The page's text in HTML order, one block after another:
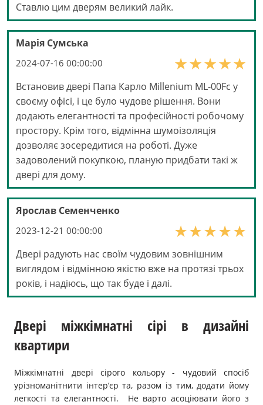
Ставлю цим дверям великий лайк.
Марія Сумська
2024-07-16 00:00:00
Встановив двері Папа Карло Millenium ML-00Fс у
своєму офісі, і це було чудове рішення. Вони
додають елегантності та професійності робочому
простору. Крім того, відмінна шумоізоляція
дозволяє зосередитися на роботі. Дуже
задоволений покупкою, планую придбати такі ж
двері для дому.
Ярослав Семенченко
2023-12-21 00:00:00
Двері радують нас своїм чудовим зовнішним
виглядом і відмінною якістю вже на протязі трьох
років, і надіюсь, що так буде і далі.
Двері міжкімнатні сірі в дизайні
квартири
Міжкімнатні двері сірого кольору - чудовий спосіб
урізноманітнити інтер’єр та, разом із тим, додати йому
легкості та елегантності. Не варто асоціювати його з